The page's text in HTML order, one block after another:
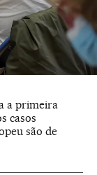
a primeira
casos
são de